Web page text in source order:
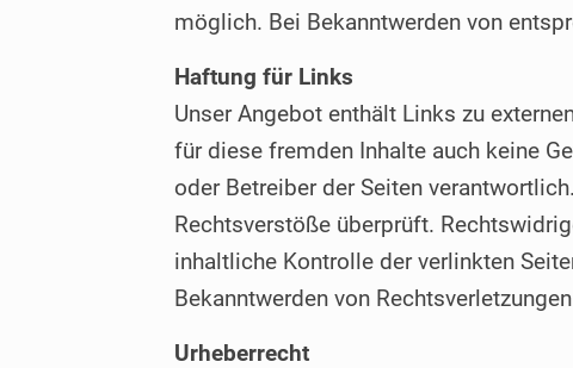
möglich. Bei Bekanntwerden von
Haftung für Links
Unser Angebot enthält Links zu
für diese fremden Inhalte auch keine
oder Betreiber der Seiten
Rechtsverstöße überprüft.
inhaltliche Kontrolle der verlinkten
Bekanntwerden von
Urheberrecht